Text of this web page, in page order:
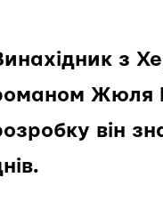
з
Жюля
він